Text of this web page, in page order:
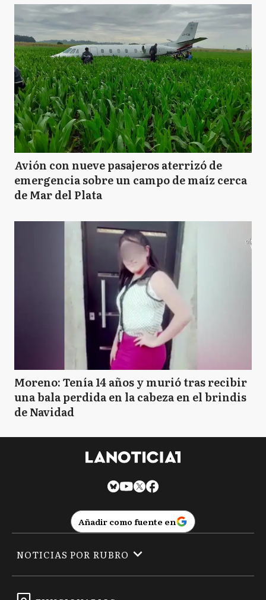
Avión con nueve pasajeros aterrizó de
emergencia sobre un campo de maíz cerca
de Mar del Plata
Moreno: Tenía 14 años y murió tras recibir
una bala perdida en la cabeza en el brindis
de Navidad
Añadir como fuente en
NOTICIAS POR RUBRO